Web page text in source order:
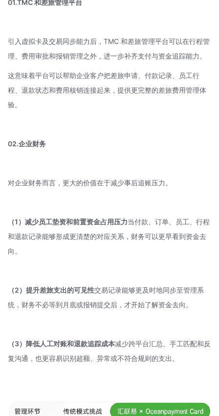
01.TMC 和差旅管理平台
引入虚拟卡及交易同步能力后，TMC 和差旅管理平台可以在行程管
理、费用审批和报销管理之外，进一步补齐支付与资金追踪能力。
这意味着平台可以帮助企业客户把差旅申请、付款记录、员工行
程、退款状态和费用核销连接起来，提供更完整的差旅费用管理体
验。
02.企业财务
对企业财务而言，更大的价值在于减少事后追账压力。
（1）减少员工垫资和前置资金占用压力当付款、订单、员工、行程
和退款记录能够形成更清楚的对应关系，财务可以更早看到资金去
向。
（2）提升差旅支出的可见性交易记录能够更及时地同步至管理系
统，财务不必等到月底或报销提交后，才开始了解资金去向。
（3）降低人工对账和退款追踪成本减少跨平台汇总、手工匹配和反
复沟通，也更容易识别超额、异常或不符合规则的支出。